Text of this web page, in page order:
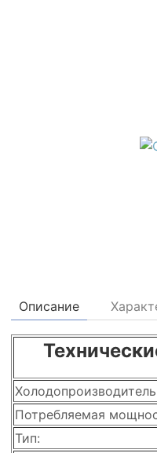
Описание
Потребляемая
Тип: